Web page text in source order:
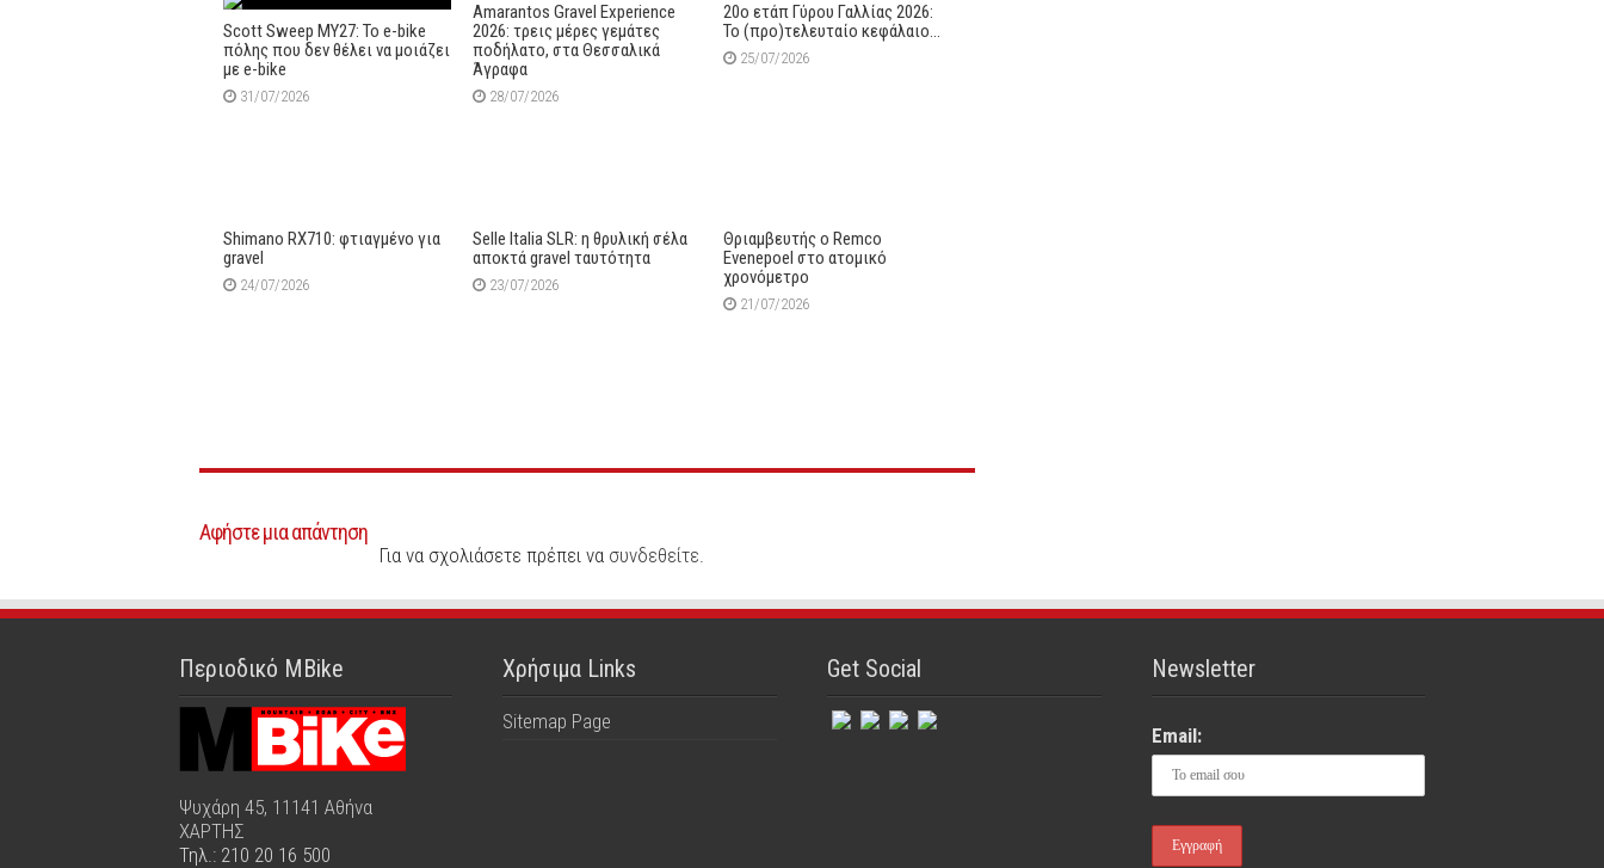
Scott Sweep MY27: Το e-bike
πόλης που δεν θέλει να μοιάζει
με e-bike
31/07/2026
Amarantos Gravel Experience
2026: τρεις μέρες γεμάτες
ποδήλατο, στα Θεσσαλικά
Άγραφα
28/07/2026
20ο ετάπ Γύρου Γαλλίας 2026:
Το (προ)τελευταίο κεφάλαιο…
25/07/2026
Shimano RX710: φτιαγμένο για
gravel
24/07/2026
Selle Italia SLR: η θρυλική σέλα
αποκτά gravel ταυτότητα
23/07/2026
Θριαμβευτής ο Remco
Evenepoel στο ατομικό
χρονόμετρο
21/07/2026
Αφήστε μια απάντηση
Για να σχολιάσετε πρέπει να συνδεθείτε.
Περιοδικό MBike
Ψυχάρη 45, 11141 Αθήνα
ΧΑΡΤΗΣ
Τηλ.: 210 20 16 500
Χρήσιμα Links
Sitemap Page
Get Social Newsletter
Email: